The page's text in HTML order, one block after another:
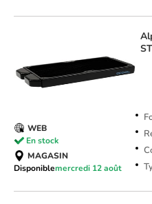
WEB
En stock
MAGASIN
Disponiblemercredi 12 août